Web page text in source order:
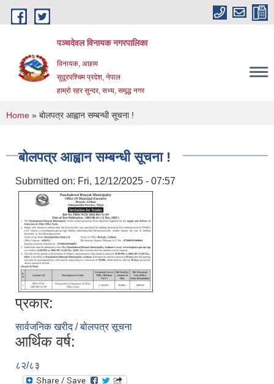
Skip to main content
पञ्चदेवल विनायक नगरपालिका
विनायक, अछाम
सुदूरपश्चिम प्रदेश, नेपाल
हाम्रो रहर सुन्दर, सभ्य, समृद्ध नगर
You are here
Home » बोलपत्र आह्वान सम्बन्धी सूचना !
बोलपत्र आह्वान सम्बन्धी सूचना !
Submitted on: Fri, 12/12/2025 - 07:57
प्रकार:
सार्वजनिक खरीद / बोलपत्र सूचना
आर्थिक वर्ष:
८२/८३